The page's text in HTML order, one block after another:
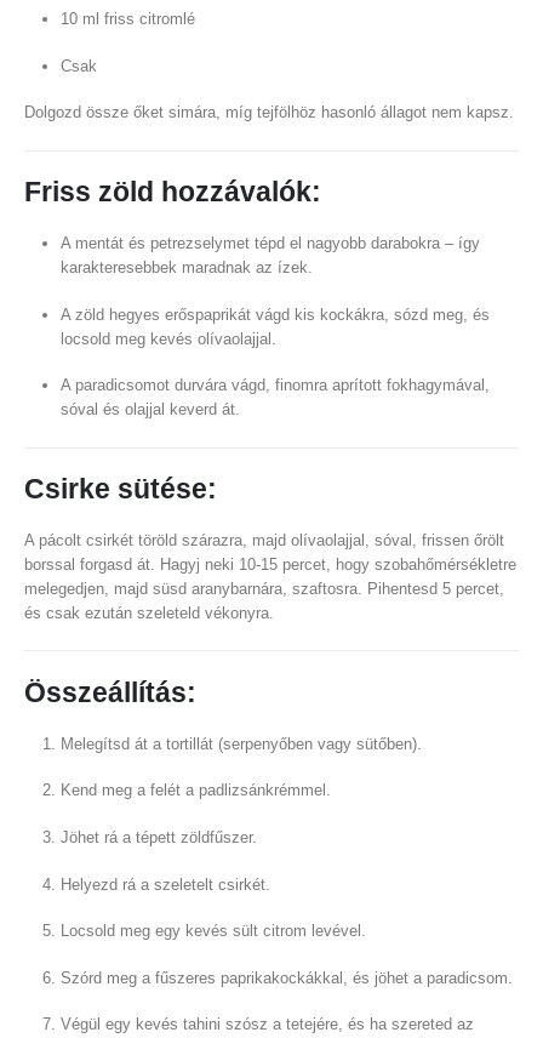
10 ml friss citromlé
Csak
Dolgozd össze őket simára, míg tejfölhöz hasonló állagot nem kapsz.
Friss zöld hozzávalók:
A mentát és petrezselymet tépd el nagyobb darabokra – így
karakteresebbek maradnak az ízek.
A zöld hegyes erőspaprikát vágd kis kockákra, sózd meg, és
locsold meg kevés olívaolajjal.
A paradicsomot durvára vágd, finomra aprított fokhagymával,
sóval és olajjal keverd át.
Csirke sütése:
A pácolt csirkét töröld szárazra, majd olívaolajjal, sóval, frissen őrölt
borssal forgasd át. Hagyj neki 10-15 percet, hogy szobahőmérsékletre
melegedjen, majd süsd aranybarnára, szaftosra. Pihentesd 5 percet,
és csak ezután szeleteld vékonyra.
Összeállítás:
Melegítsd át a tortillát (serpenyőben vagy sütőben).
Kend meg a felét a padlizsánkrémmel.
Jöhet rá a tépett zöldfűszer.
Helyezd rá a szeletelt csirkét.
Locsold meg egy kevés sült citrom levével.
Szórd meg a fűszeres paprikakockákkal, és jöhet a paradicsom.
Végül egy kevés tahini szósz a tetejére, és ha szereted az